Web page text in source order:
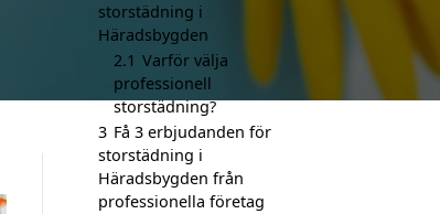
storstädning i
Häradsbygden
2.1 Varför välja
professionell
storstädning?
3 Få 3 erbjudanden för
storstädning i
Häradsbygden från
professionella företag